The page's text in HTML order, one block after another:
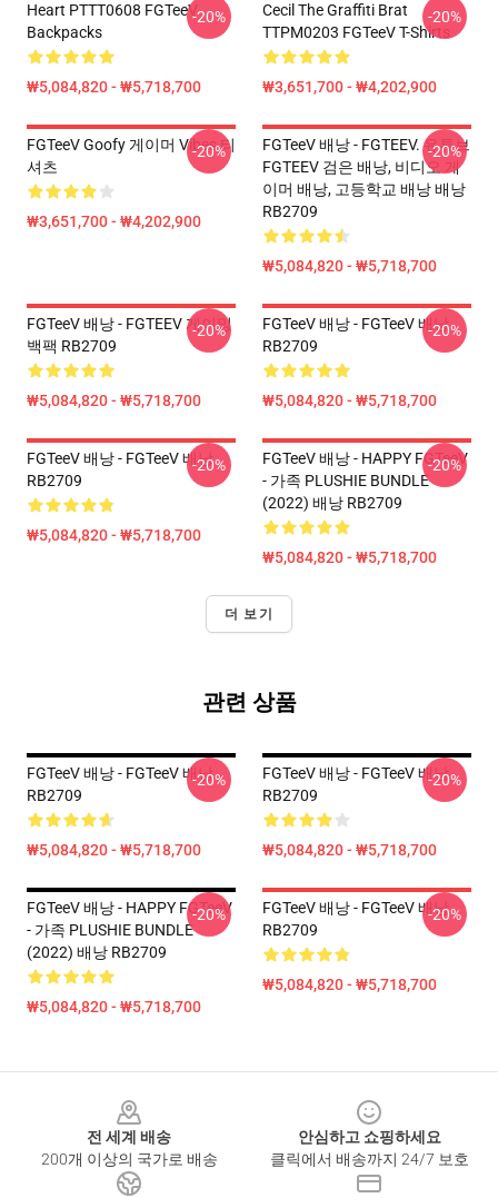
Heart PTTT0608 FGTeeV
Backpacks
₩5,084,820 - ₩5,718,700
-20%
Cecil The Graffiti Brat
TTPM0203 FGTeeV T-Shirts
₩3,651,700 - ₩4,202,900
-20%
FGTeeV Goofy 게이머 Vibes 티
셔츠
₩3,651,700 - ₩4,202,900
-20%
FGTeeV 배낭 - FGTEEV. 유튜브
FGTEEV 검은 배낭, 비디오 게
이머 배낭, 고등학교 배낭 배낭
RB2709
₩5,084,820 - ₩5,718,700
-20%
FGTeeV 배낭 - FGTEEV 게이밍
백팩 RB2709
₩5,084,820 - ₩5,718,700
-20%
FGTeeV 배낭 - FGTeeV 배낭
RB2709
₩5,084,820 - ₩5,718,700
-20%
FGTeeV 배낭 - FGTeeV 배낭
RB2709
₩5,084,820 - ₩5,718,700
-20%
FGTeeV 배낭 - HAPPY FGTeeV
- 가족 PLUSHIE BUNDLE
(2022) 배낭 RB2709
₩5,084,820 - ₩5,718,700
-20%
더 보기
관련 상품
FGTeeV 배낭 - FGTeeV 배낭
RB2709
₩5,084,820 - ₩5,718,700
-20%
FGTeeV 배낭 - FGTeeV 배낭
RB2709
₩5,084,820 - ₩5,718,700
-20%
FGTeeV 배낭 - HAPPY FGTeeV
- 가족 PLUSHIE BUNDLE
(2022) 배낭 RB2709
₩5,084,820 - ₩5,718,700
-20%
FGTeeV 배낭 - FGTeeV 배낭
RB2709
₩5,084,820 - ₩5,718,700
-20%
전 세계 배송
200개 이상의 국가로 배송
안심하고 쇼핑하세요
클릭에서 배송까지 24/7 보호